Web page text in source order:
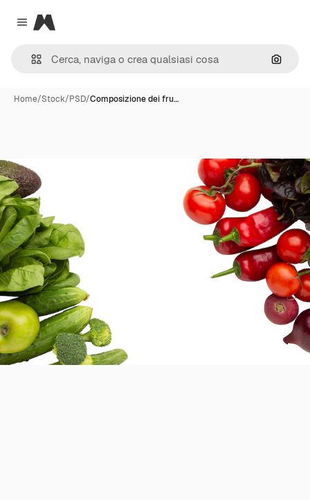
Close menu
Magnific
Cerca
Home/Stock/PSD/Composizione dei fru…